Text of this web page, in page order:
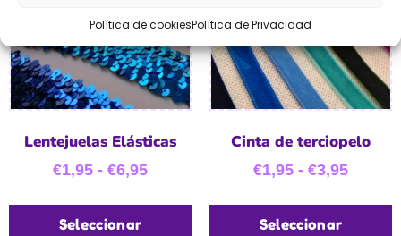
Política de cookiesPolítica de Privacidad
Lentejuelas Elásticas
€1,95 - €6,95
Seleccionar
Cinta de terciopelo
€1,95 - €3,95
Seleccionar